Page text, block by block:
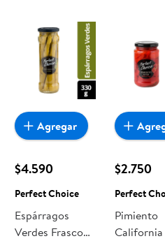
$4.590
Perfect Choice
Espárragos
Verdes Frasco
Agregar
$2.750
Perfect
Pimiento
California